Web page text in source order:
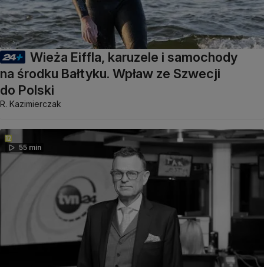
Wieża Eiffla, karuzele i samochody
na środku Bałtyku. Wpław ze Szwecji
do Polski
R. Kazimierczak
55 min